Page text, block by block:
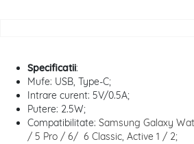
Specificatii:
Mufe: USB, Type-C;
Intrare curent: 5V/0.5A;
Putere: 2.5W;
Compatibilitate: Samsung Galaxy
/ 5 Pro / 6/ 6 Classic, Active 1 / 2;